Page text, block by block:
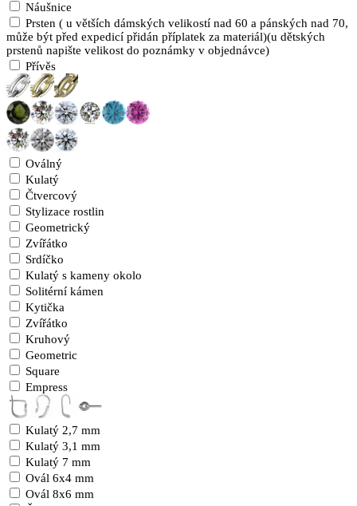
Náušnice
Prsten ( u větších dámských velikostí nad 60 a pánských nad 70,
může být před expedicí přidán příplatek za materiál)(u dětských
prstenů napište velikost do poznámky v objednávce)
Přívěs
Oválný
Kulatý
Čtvercový
Stylizace rostlin
Geometrický
Zvířátko
Srdíčko
Kulatý s kameny okolo
Solitérní kámen
Kytička
Zvířátko
Kruhový
Geometric
Square
Empress
Kulatý 2,7 mm
Kulatý 3,1 mm
Kulatý 7 mm
Ovál 6x4 mm
Ovál 8x6 mm